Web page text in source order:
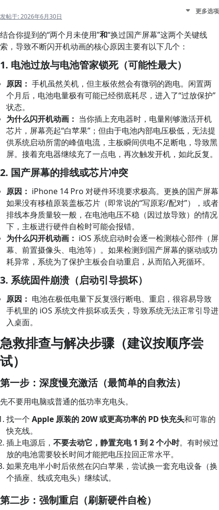
发帖于:2026年6月30日
更多选项
结合你提到的“两个月未使用”和“换过国产屏幕”这两个关键线
索，导致不断闪开机动画的核心原因主要有以下几个：
1. 电池过放与电池管家锁死（可能性最大）
原因： 手机虽然关机，但主板依然会有微弱的跑电。闲置两
个月后，电池电量极有可能已经彻底耗尽，进入了“过放保护”
状态。
为什么闪开机动画： 当你插上充电器时，电量刚够激活开机
芯片，屏幕亮起“白苹果”；但由于电池内部电压极低，无法提
供系统启动所需的峰值电流，主板瞬间供电不足断电，导致黑
屏。接着充电器继续充了一点电，再次触发开机，如此反复。
2. 国产屏幕的排线或芯片冲突
原因： iPhone 14 Pro 对硬件环境要求极高。更换的国产屏幕
如果没有移植原装盖板芯片（即常说的“写原彩/配对”），或者
排线本身质量较一般，在电池电压不稳（因过放导致）的情况
下，主板进行硬件自检时可能会报错。
为什么闪开机动画： iOS 系统启动时会逐一检测核心部件（屏
幕、前置摄像头、电池等）。如果检测到国产屏幕的驱动或功
耗异常，系统为了保护主板会自动重启，从而陷入死循环。
3. 系统固件崩溃（启动引导损坏）
原因： 电池在极低电量下反复强行断电、重启，很容易导致
手机里的 iOS 系统文件损坏或丢失，导致系统无法正常引导进
入桌面。
急救排查与解决步骤（建议按顺序尝
试）
第一步：深度慢充激活（最简单的自救法）
先不要用电脑或普通的低功率充电头。
找一个Apple 原装的 20W 或更高功率的 PD 快充头和可靠的
快充线。
插上电源后，不要去动它，静置充电 1 到 2 个小时。有时候过
放的电池需要较长时间才能把电压拉回正常水平。
如果充电半小时后依然在闪白苹果，尝试换一套充电设备（换
个插座、线或充电头）继续试。
第二步：强制重启（刷新硬件自检）